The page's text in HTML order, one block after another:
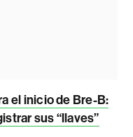
el inicio de Bre-B:
sus “llaves”